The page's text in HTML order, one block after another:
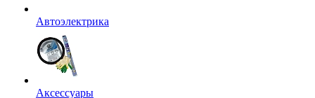
Автоэлектрика
Аксессуары